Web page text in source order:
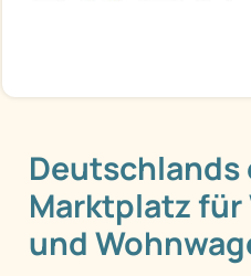
Deutschlands
Marktplatz
und